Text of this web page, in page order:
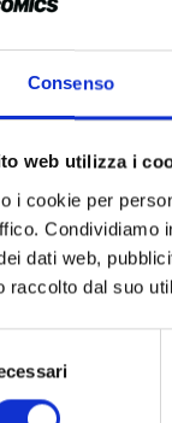
Consenso
web utilizza i
i cookie per
Condividiamo
dati web,
raccolto dal suo